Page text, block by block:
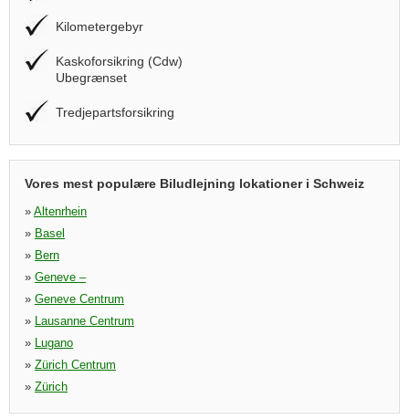
Kilometergebyr
Kaskoforsikring (Cdw)
Ubegrænset
Tredjepartsforsikring
Vores mest populære Biludlejning lokationer i Schweiz
» Altenrhein
» Basel
» Bern
» Geneve –
» Geneve Centrum
» Lausanne Centrum
» Lugano
» Zürich Centrum
» Zürich